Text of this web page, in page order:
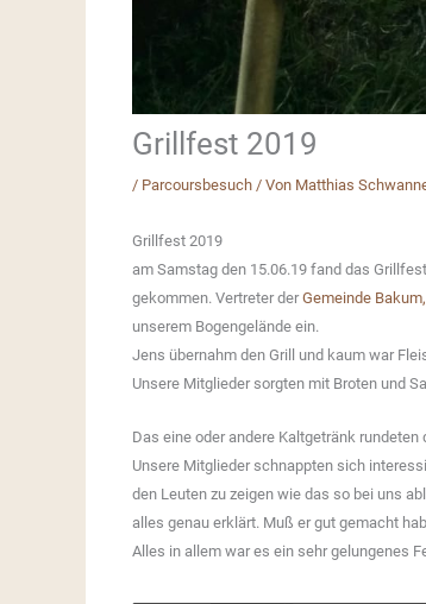
Grillfest 2019
/ Parcoursbesuch / Von Matthias
Grillfest 2019
am Samstag den 15.06.19 fand das
gekommen. Vertreter derGemeinde Bakum,
unserem Bogengelände ein.
Jens übernahm den Grill und kaum war
Unsere Mitglieder sorgten mit Broten und
Das eine oder andere Kaltgetränk rundeten
Unsere Mitglieder schnappten sich
den Leuten zu zeigen wie das so bei uns
alles genau erklärt. Muß er gut gemacht
Alles in allem war es ein sehr gelungenes